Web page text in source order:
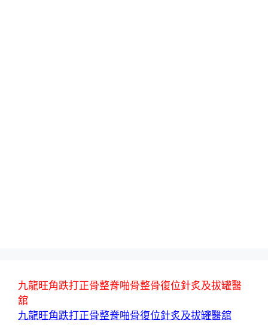
九龍旺角跌打正骨整脊啪骨整骨復位針炙及拔罐醫
舘
九龍旺角跌打正骨整脊啪骨復位針炙及拔罐醫舘